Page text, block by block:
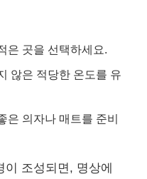
은 곳을 선택하세요.
않은 적당한 온도를 유
은 의자나 매트를 준비
이 조성되면, 명상에